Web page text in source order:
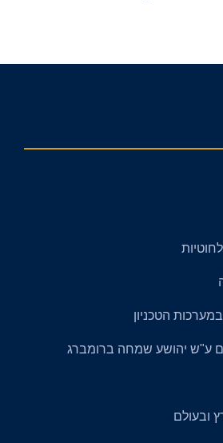
הטכניון
ע"ש יהושע שמחה ברומברג
ובעולם​​